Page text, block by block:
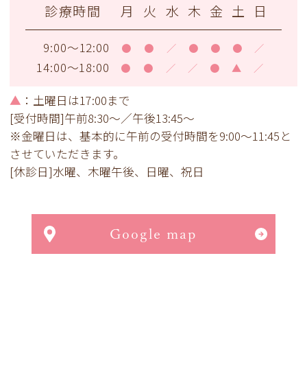
診療時間 月 火 水 木 金 土 日
9:00～12:00 ● ● ／ ● ● ● ／
14:00～18:00 ● ● ／ ／ ● ▲ ／
▲ ：土曜日は17:00まで
[受付時間]午前8:30～／午後13:45～
※金曜日は、基本的に午前の受付時間を9:00～11:45と
させていただきます。
[休診日]水曜、木曜午後、日曜、祝日
Google map